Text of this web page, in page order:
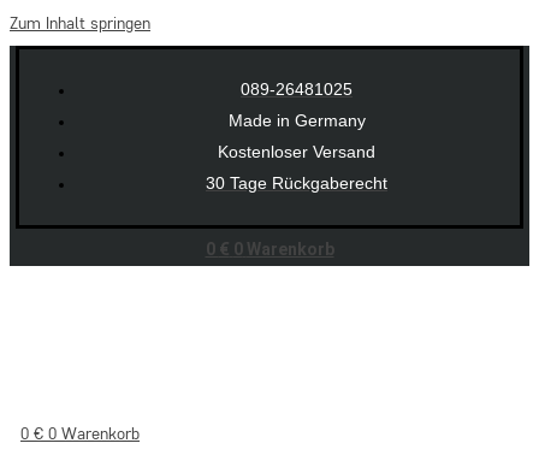
Zum Inhalt springen
089-26481025
Made in Germany
Kostenloser Versand
30 Tage Rückgaberecht
0 € 0 Warenkorb
0 € 0 Warenkorb